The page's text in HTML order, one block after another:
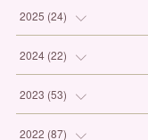
(1
(3
(6
(5
2025 (24)
(1
(7
(3
2024 (22)
(1
(1
2023 (53)
(6
2022 (87)